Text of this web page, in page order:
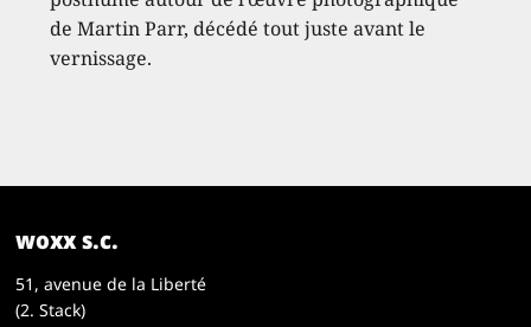
de Martin Parr, décédé tout juste avant le
vernissage.
woxx s.c.
51, avenue de la Liberté
(2. Stack)